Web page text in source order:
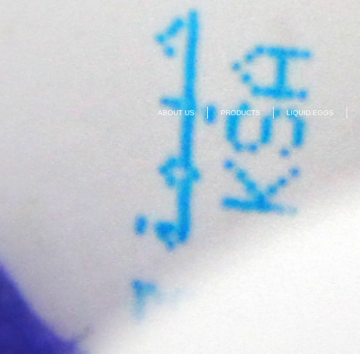
ABOUT US PRODUCTS LIQUID EGGS